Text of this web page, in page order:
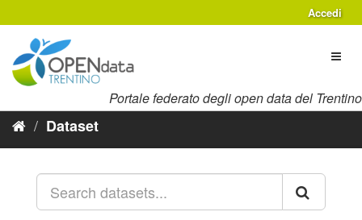
al
contenuto
Accedi
Portale federato degli open data del Trentino
Dataset